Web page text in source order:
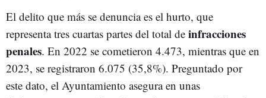
El delito que más se denuncia es el hurto, que
representa tres cuartas partes del total de infracciones
penales. En 2022 se cometieron 4.473, mientras que en
2023, se registraron 6.075 (35,8%). Preguntado por
este dato, el Ayuntamiento asegura en unas